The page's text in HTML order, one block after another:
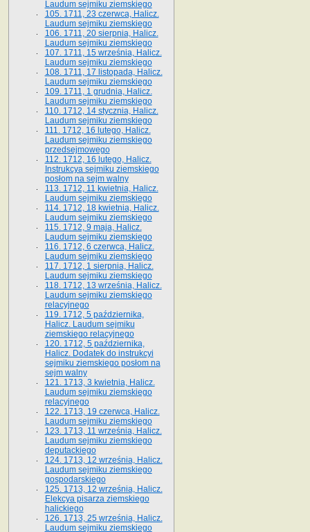
Laudum sejmiku ziemskiego
105. 1711, 23 czerwca, Halicz.
Laudum sejmiku ziemskiego
106. 1711, 20 sierpnia, Halicz.
Laudum sejmiku ziemskiego
107. 1711, 15 września, Halicz.
Laudum sejmiku ziemskiego
108. 1711, 17 listopada, Halicz.
Laudum sejmiku ziemskiego
109. 1711, 1 grudnia, Halicz.
Laudum sejmiku ziemskiego
110. 1712, 14 stycznia, Halicz.
Laudum sejmiku ziemskiego
111. 1712, 16 lutego, Halicz.
Laudum sejmiku ziemskiego
przedsejmowego
112. 1712, 16 lutego, Halicz.
Instrukcya sejmiku ziemskiego
posłom na sejm walny
113. 1712, 11 kwietnia, Halicz.
Laudum sejmiku ziemskiego
114. 1712, 18 kwietnia, Halicz.
Laudum sejmiku ziemskiego
115. 1712, 9 maja, Halicz.
Laudum sejmiku ziemskiego
116. 1712, 6 czerwca, Halicz.
Laudum sejmiku ziemskiego
117. 1712, 1 sierpnia, Halicz.
Laudum sejmiku ziemskiego
118. 1712, 13 września, Halicz.
Laudum sejmiku ziemskiego
relacyjnego
119. 1712, 5 października,
Halicz. Laudum sejmiku
ziemskiego relacyjnego
120. 1712, 5 października,
Halicz. Dodatek do instrukcyi
sejmiku ziemskiego posłom na
sejm walny
121. 1713, 3 kwietnia, Halicz.
Laudum sejmiku ziemskiego
relacyjnego
122. 1713, 19 czerwca, Halicz.
Laudum sejmiku ziemskiego
123. 1713, 11 września, Halicz.
Laudum sejmiku ziemskiego
deputackiego
124. 1713, 12 września, Halicz.
Laudum sejmiku ziemskiego
gospodarskiego
125. 1713, 12 września, Halicz.
Elekcya pisarza ziemskiego
halickiego
126. 1713, 25 września, Halicz.
Laudum sejmiku ziemskiego